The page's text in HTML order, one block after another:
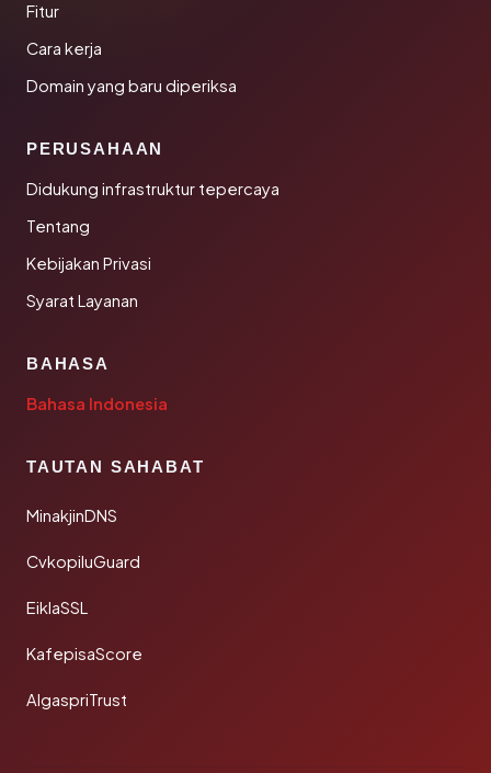
Fitur
Cara kerja
Domain yang baru diperiksa
PERUSAHAAN
Didukung infrastruktur tepercaya
Tentang
Kebijakan Privasi
Syarat Layanan
BAHASA
Bahasa Indonesia
TAUTAN SAHABAT
MinakjinDNS
CvkopiluGuard
EiklaSSL
KafepisaScore
AlgaspriTrust